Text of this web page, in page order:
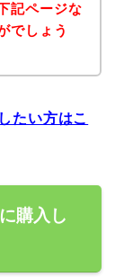
記ページな
でしょう
たい方はこ
購入し